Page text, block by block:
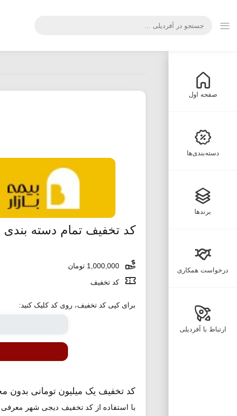
صفحه اول
دسته‌بندی‌ها
برندها
درخواست همکاری
ارتباط با آفردیلی
کد تخفیف تمام دسته
کد تخفیف
برای کپی کد تخفیف، روی کد کلیک کنید:
کد تخفیف یک میلیون تومانی بدون
با استفاده از کد تخفیف دیجی شهر معرفی